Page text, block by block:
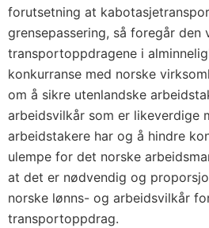
forutsetning at
grensepassering, så foregår den
transportoppdragene i
konkurranse med norske
om å sikre utenlandske
arbeidsvilkår som er likeverdige
arbeidstakere har og å hindre
ulempe for det norske
at det er nødvendig og
norske lønns- og arbeidsvilkår
transportoppdrag.